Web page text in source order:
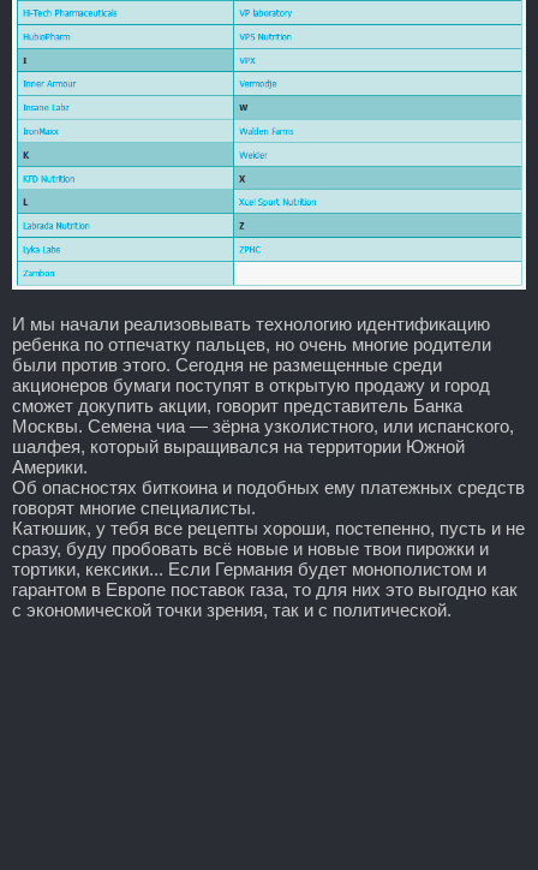
И мы начали реализовывать технологию идентификацию
ребенка по отпечатку пальцев, но очень многие родители
были против этого. Сегодня не размещенные среди
акционеров бумаги поступят в открытую продажу и город
сможет докупить акции, говорит представитель Банка
Москвы. Семена чиа — зёрна узколистного, или испанского,
шалфея, который выращивался на территории Южной
Америки.
Об опасностях биткоина и подобных ему платежных средств
говорят многие специалисты.
Катюшик, у тебя все рецепты хороши, постепенно, пусть и не
сразу, буду пробовать всё новые и новые твои пирожки и
тортики, кексики... Если Германия будет монополистом и
гарантом в Европе поставок газа, то для них это выгодно как
с экономической точки зрения, так и с политической.